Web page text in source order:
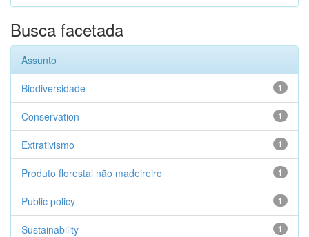
Busca facetada
Assunto
1
Biodiversidade
1
Conservation
1
Extrativismo
1
Produto florestal não madeireiro
1
Public policy
1
Sustainability